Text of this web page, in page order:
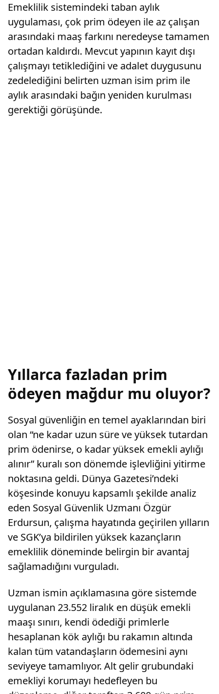
Emeklilik sistemindeki taban aylık
uygulaması, çok prim ödeyen ile az çalışan
arasındaki maaş farkını neredeyse tamamen
ortadan kaldırdı. Mevcut yapının kayıt dışı
çalışmayı tetiklediğini ve adalet duygusunu
zedelediğini belirten uzman isim prim ile
aylık arasındaki bağın yeniden kurulması
gerektiği görüşünde.
Yıllarca fazladan prim
ödeyen mağdur mu oluyor?
Sosyal güvenliğin en temel ayaklarından biri
olan “ne kadar uzun süre ve yüksek tutardan
prim ödenirse, o kadar yüksek emekli aylığı
alınır” kuralı son dönemde işlevliğini yitirme
noktasına geldi. Dünya Gazetesi’ndeki
köşesinde konuyu kapsamlı şekilde analiz
eden Sosyal Güvenlik Uzmanı Özgür
Erdursun, çalışma hayatında geçirilen yılların
ve SGK’ya bildirilen yüksek kazançların
emeklilik döneminde belirgin bir avantaj
sağlamadığını vurguladı.
Uzman ismin açıklamasına göre sistemde
uygulanan 23.552 liralık en düşük emekli
maaşı sınırı, kendi ödediği primlerle
hesaplanan kök aylığı bu rakamın altında
kalan tüm vatandaşların ödemesini aynı
seviyeye tamamlıyor. Alt gelir grubundaki
emekliyi korumayı hedefleyen bu